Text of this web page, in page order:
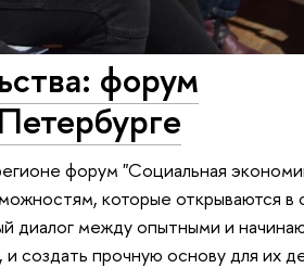
форум
форум "Cоциальная
которые открываются в
диалог между опытными и
создать прочную основу для их